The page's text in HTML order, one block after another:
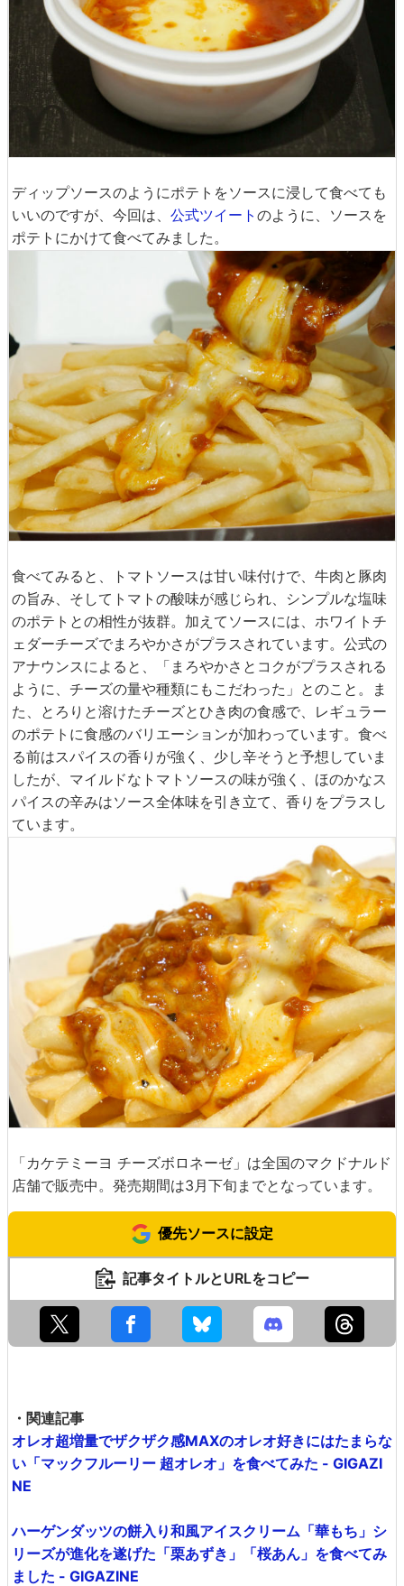
ディップソースのようにポテトをソースに浸して食べても
いいのですが、今回は、 公式ツイート のように、ソースを
ポテトにかけて食べてみました。
食べてみると、トマトソースは甘い味付けで、牛肉と豚肉
の旨み、そしてトマトの酸味が感じられ、シンプルな塩味
のポテトとの相性が抜群。加えてソースには、ホワイトチ
ェダーチーズでまろやかさがプラスされています。公式の
アナウンスによると、「まろやかさとコクがプラスされる
ように、チーズの量や種類にもこだわった」とのこと。ま
た、とろりと溶けたチーズとひき肉の食感で、レギュラー
のポテトに食感のバリエーションが加わっています。食べ
る前はスパイスの香りが強く、少し辛そうと予想していま
したが、マイルドなトマトソースの味が強く、ほのかなス
パイスの辛みはソース全体味を引き立て、香りをプラスし
ています。
「カケテミーヨ チーズボロネーゼ」は全国のマクドナルド
店舗で販売中。発売期間は3月下旬までとなっています。
優先ソースに設定
記事タイトルとURLをコピー
・関連記事
オレオ超増量でザクザク感MAXのオレオ好きにはたまらな
い「マックフルーリー 超オレオ」を食べてみた - GIGAZI
NE
ハーゲンダッツの餅入り和風アイスクリーム「華もち」シ
リーズが進化を遂げた「栗あずき」「桜あん」を食べてみ
ました - GIGAZINE